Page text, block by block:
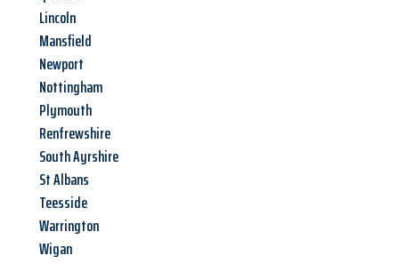
Lincoln
Mansfield
Newport
Nottingham
Plymouth
Renfrewshire
South Ayrshire
St Albans
Teesside
Warrington
Wigan